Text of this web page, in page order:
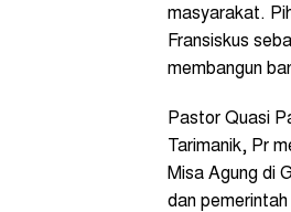
masyarakat.
Fransiskus
membangun
Pastor Quasi
Tarimanik, Pr
Misa Agung di
dan